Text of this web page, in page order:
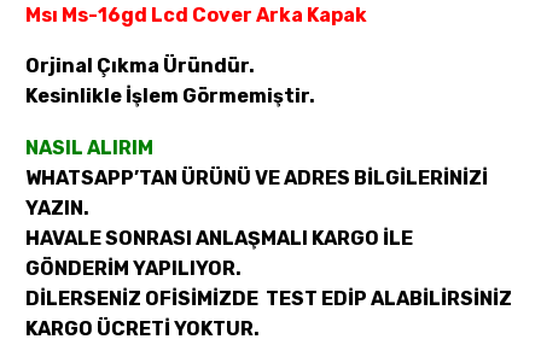
Msı Ms-16gd Lcd Cover Arka Kapak
Orjinal Çıkma Üründür.
Kesinlikle İşlem Görmemiştir.
NASIL ALIRIM
WHATSAPP’TAN ÜRÜNÜ VE ADRES BİLGİLERİNİZİ
YAZIN.
HAVALE SONRASI ANLAŞMALI KARGO İLE
GÖNDERİM YAPILIYOR.
DİLERSENİZ OFİSİMİZDE TEST EDİP ALABİLİRSİNİZ
KARGO ÜCRETİ YOKTUR.